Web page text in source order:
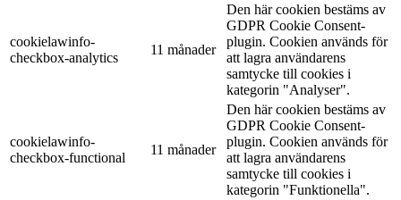
cookielawinfo-
checkbox-analytics
11 månader
Den här cookien bestäms av
GDPR Cookie Consent-
plugin. Cookien används för
att lagra användarens
samtycke till cookies i
kategorin "Analyser".
cookielawinfo-
checkbox-functional
11 månader
Den här cookien bestäms av
GDPR Cookie Consent-
plugin. Cookien används för
att lagra användarens
samtycke till cookies i
kategorin "Funktionella".